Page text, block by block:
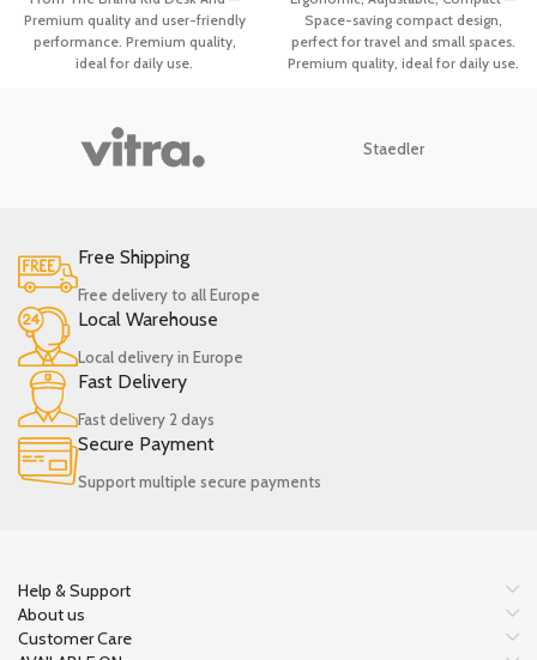
Writing Board Desk with LED
Lamp Pull Out Drawer Pencil
Case Bookstand
Premium quality and user-friendly
performance. Premium quality,
ideal for daily use.
Drawer, Student Writing Desk
Computer Workstation with
Bookcase and Open Shelf for
Family
Space-saving compact design,
perfect for travel and small spaces.
Premium quality, ideal for daily use.
Staedler
Free Shipping
Free delivery to all Europe
Local Warehouse
Local delivery in Europe
Fast Delivery
Fast delivery 2 days
Secure Payment
Support multiple secure payments
Help & Support
About us
Customer Care